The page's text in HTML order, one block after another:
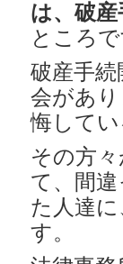
は、破
ところで
破産手
会があ
悔してい
その方
て、間
た人達
す。